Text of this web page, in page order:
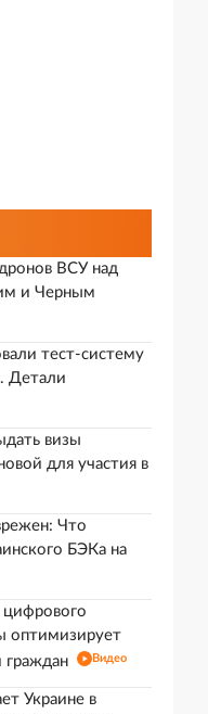
ВСУ над
и Черным
тест-систему
Детали
визы
для участия в
Что
БЭКа на
оптимизирует
граждан
Видео
Украине в